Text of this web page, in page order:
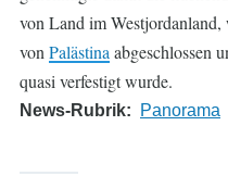
von Land im
von Palästina abgeschlossen
quasi verfestigt wurde.
News-Rubrik Panorama